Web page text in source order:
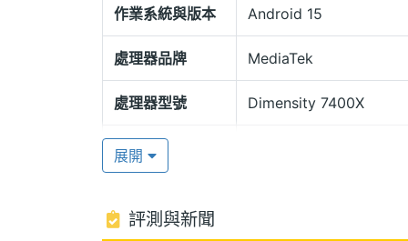
IPX8 防水能力，更進一步加入防塵設計
聯發科天璣 7400X
Motorola razr 60 運行 Android 15 作業
RAM / 256GB ROM，提供穩定且高效的
Wi-Fi 6E、NFC，內建 4,500mAh 電池
moto ai
作業系統與版本 Android 15
處理器品牌 MediaTek
處理器型號 Dimensity 7400X
處理器核心數
記憶體格式 LPDDR5X
展開
評測與新聞